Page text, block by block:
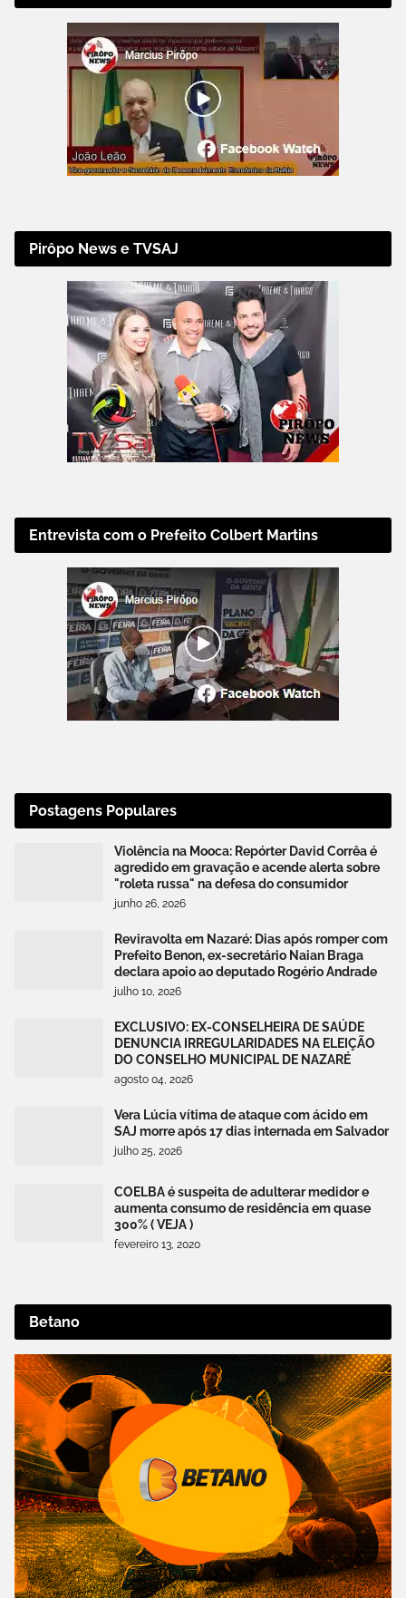
Pirôpo News e TVSAJ
Entrevista com o Prefeito Colbert Martins
Postagens Populares
Violência na Mooca: Repórter David Corrêa é
agredido em gravação e acende alerta sobre
"roleta russa" na defesa do consumidor
junho 26, 2026
Reviravolta em Nazaré: Dias após romper com
Prefeito Benon, ex-secretário Naian Braga
declara apoio ao deputado Rogério Andrade
julho 10, 2026
EXCLUSIVO: EX-CONSELHEIRA DE SAÚDE
DENUNCIA IRREGULARIDADES NA ELEIÇÃO
DO CONSELHO MUNICIPAL DE NAZARÉ
agosto 04, 2026
Vera Lúcia vítima de ataque com ácido em
SAJ morre após 17 dias internada em Salvador
julho 25, 2026
COELBA é suspeita de adulterar medidor e
aumenta consumo de residência em quase
300% ( VEJA )
fevereiro 13, 2020
Betano